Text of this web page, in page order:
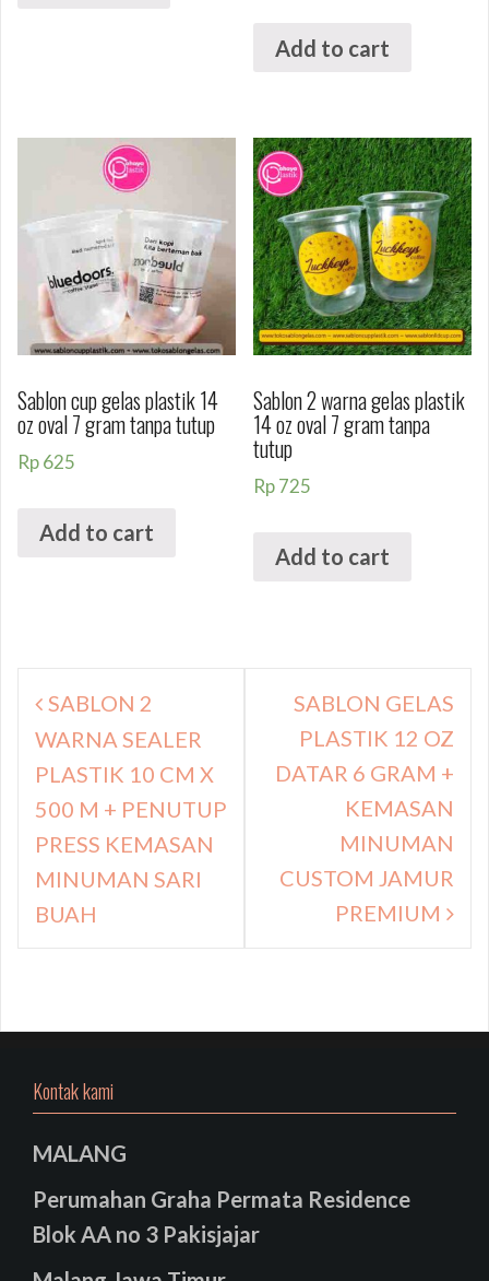
Add to cart
Sablon cup gelas plastik 14
oz oval 7 gram tanpa tutup
Rp625
Add to cart
Sablon 2 warna gelas plastik
14 oz oval 7 gram tanpa
tutup
Rp725
Add to cart
Navigasi
posSABLON 2
WARNA SEALER
PLASTIK 10 CM X
500 M + PENUTUP
PRESS KEMASAN
MINUMAN SARI
BUAH
SABLON GELAS
PLASTIK 12 OZ
DATAR 6 GRAM +
KEMASAN
MINUMAN
CUSTOM JAMUR
PREMIUM
Kontak kami
MALANG
Perumahan Graha Permata Residence
Blok AA no 3 Pakisjajar